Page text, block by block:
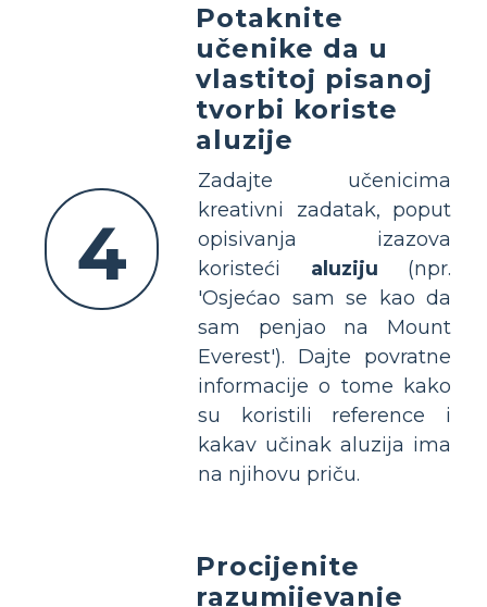
4
Potaknite
učenike da u
vlastitoj pisanoj
tvorbi koriste
aluzije
Zadajte učenicima
kreativni zadatak, poput
opisivanja izazova
koristeći aluziju (npr.
'Osjećao sam se kao da
sam penjao na Mount
Everest'). Dajte povratne
informacije o tome kako
su koristili reference i
kakav učinak aluzija ima
na njihovu priču.
Procijenite
razumijevanje